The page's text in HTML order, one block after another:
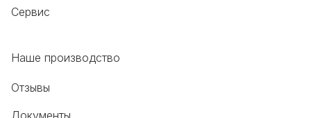
Сервис
Наше производство
Отзывы
Документы